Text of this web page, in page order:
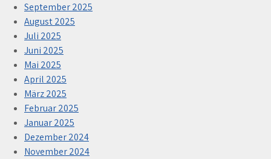
September 2025
August 2025
Juli 2025
Juni 2025
Mai 2025
April 2025
März 2025
Februar 2025
Januar 2025
Dezember 2024
November 2024